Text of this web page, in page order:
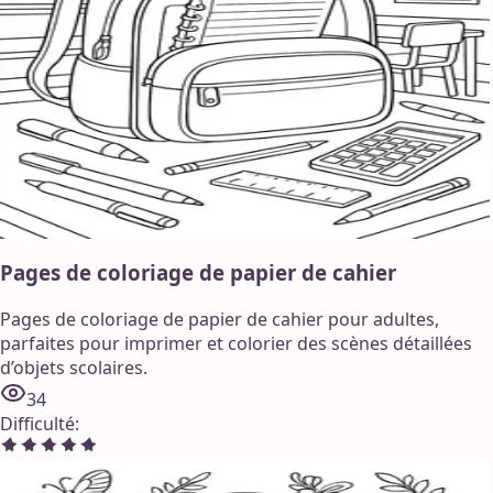
Pages de coloriage de papier de cahier
Pages de coloriage de papier de cahier pour adultes,
parfaites pour imprimer et colorier des scènes détaillées
d’objets scolaires.
34
Difficulté: